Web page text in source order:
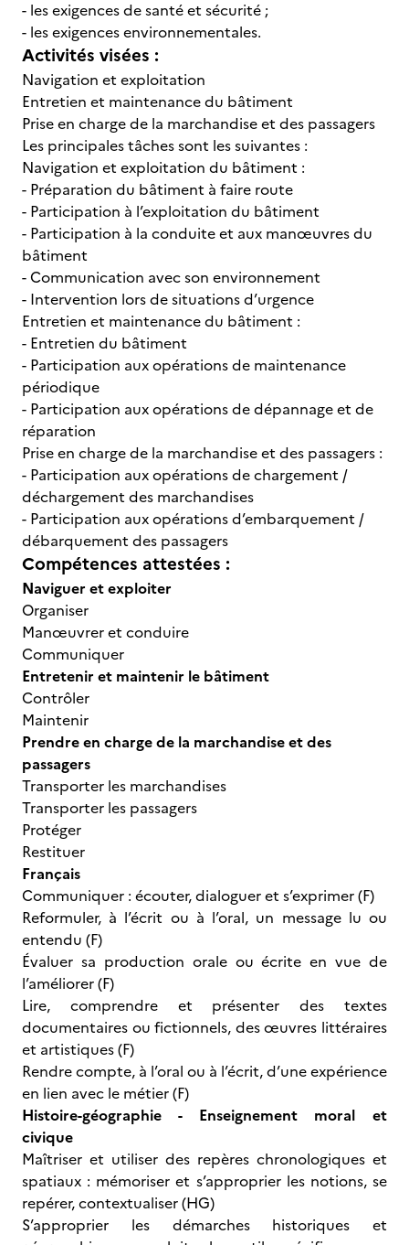
- les exigences de santé et sécurité ;
- les exigences environnementales.
Activités visées :
Navigation et exploitation
Entretien et maintenance du bâtiment
Prise en charge de la marchandise et des passagers
Les principales tâches sont les suivantes :
Navigation et exploitation du bâtiment :
- Préparation du bâtiment à faire route
- Participation à l’exploitation du bâtiment
- Participation à la conduite et aux manœuvres du
bâtiment
- Communication avec son environnement
- Intervention lors de situations d’urgence
Entretien et maintenance du bâtiment :
- Entretien du bâtiment
- Participation aux opérations de maintenance
périodique
- Participation aux opérations de dépannage et de
réparation
Prise en charge de la marchandise et des passagers :
- Participation aux opérations de chargement /
déchargement des marchandises
- Participation aux opérations d’embarquement /
débarquement des passagers
Compétences attestées :
Naviguer et exploiter
Organiser
Manœuvrer et conduire
Communiquer
Entretenir et maintenir le bâtiment
Contrôler
Maintenir
Prendre en charge de la marchandiseet des
passagers
Transporter les marchandises
Transporter les passagers
Protéger
Restituer
Français
Communiquer : écouter, dialoguer et s’exprimer (F)
Reformuler, à l’écrit ou à l’oral, un message lu ou
entendu (F)
Évaluer sa production orale ou écrite en vue de
l’améliorer (F)
Lire, comprendre et présenter des textes
documentaires ou fictionnels, des œuvres littéraires
et artistiques (F)
Rendre compte, à l’oral ou à l’écrit, d’une expérience
en lien avec le métier (F)
Histoire-géographie - Enseignement moral et
civique
Maîtriser et utiliser des repères chronologiques et
spatiaux : mémoriser et s’approprier les notions, se
repérer, contextualiser (HG)
S’approprier les démarches historiques et